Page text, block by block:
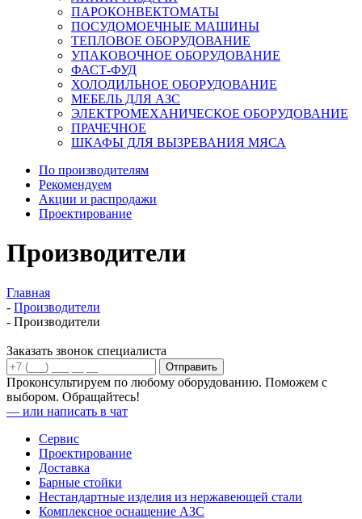
ПАРОКОНВЕКТОМАТЫ
ПОСУДОМОЕЧНЫЕ МАШИНЫ
ТЕПЛОВОЕ ОБОРУДОВАНИЕ
УПАКОВОЧНОЕ ОБОРУДОВАНИЕ
ФАСТ-ФУД
ХОЛОДИЛЬНОЕ ОБОРУДОВАНИЕ
МЕБЕЛЬ ДЛЯ АЗС
ЭЛЕКТРОМЕХАНИЧЕСКОЕ ОБОРУДОВАНИЕ
ПРАЧЕЧНОЕ
ШКАФЫ ДЛЯ ВЫЗРЕВАНИЯ МЯСА
По производителям
Рекомендуем
Акции и распродажи
Проектирование
Производители
Главная
- Производители
- Производители
Заказать звонок специалиста
Проконсультируем по любому оборудованию. Поможем с
выбором. Обращайтесь!
— или написать в чат
Сервис
Проектирование
Доставка
Барные стойки
Нестандартные изделия из нержавеющей стали
Комплексное оснащение АЗС